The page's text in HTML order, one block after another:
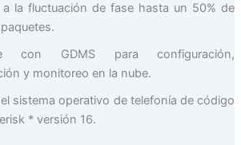
a la fluctuación de fase hasta un 50% de
con GDMS para configuración,
y monitoreo en la nube.
sistema operativo de telefonía de código
* versión 16.